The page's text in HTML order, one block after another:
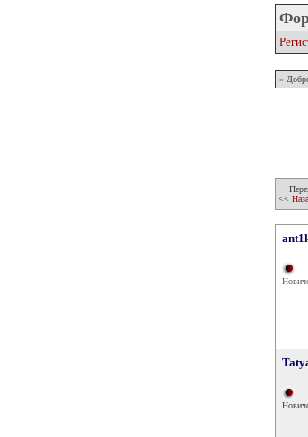
»
<<